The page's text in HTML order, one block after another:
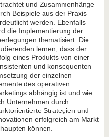
und Zusammenhänge
Beispiele aus der Praxis
werden. Ebenfalls
die Implementierung der
thematisiert. Die
lernen, dass der
eines Produkts von einer
und konsequenten
der einzelnen
des operativen
abhängig ist und wie
Unternehmen durch
Strategien und
erfolgreich am Markt
können.